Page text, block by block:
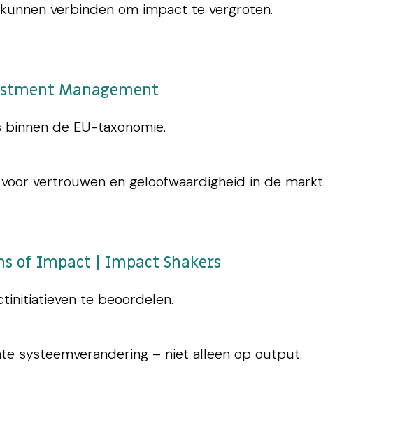
verbinden om impact te vergroten.
Management
de EU-taxonomie.
vertrouwen en geloofwaardigheid in de markt.
of Impact | Impact Shakers
te beoordelen.
systeemverandering – niet alleen op output.